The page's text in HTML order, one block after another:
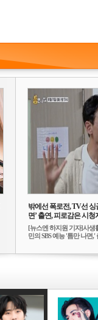
밖에선 폭로전, TV선
면’ 출연, 피로감은 시청
[뉴스엔 하지원 기자]사생
민의 SBS 예능 '틈만 나면,'